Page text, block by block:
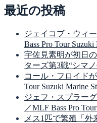
最近の投稿
ジェイコブ・ウィ
Bass Pro Tour
宇佐見素明が初日
ターズ第3戦“シマ
コール・フロイド
Tour Suzuki Marine
ジェフ・スプラー
／MLF Bass Pro
メス1匹で繁殖「